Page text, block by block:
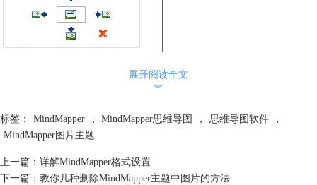
题的一个子主题。
展开阅读全文
︾
标签： MindMapper ， MindMapper思维导图 ， 思维导图软件
，
MindMapper图片主题
上一篇： 详解MindMapper格式设置
下一篇： 教你几种删除MindMapper主题中图片的方法